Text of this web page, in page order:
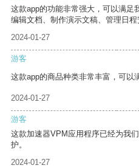
这款app的功能非常强大，可以满足
编辑文档、制作演示文稿、管理日程
2024-01-27
游客
这款app的商品种类非常丰富，可以
2024-01-27
游客
这款加速器VPM应用程序已经为我
护。
2024-01-27